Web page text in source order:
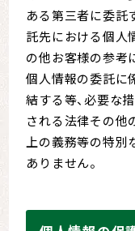
ある第三者に委託
託先における個人
の他お客様の参考
個人情報の委託に
結する等、必要な
される法律その他
上の義務等の特別
ありません。